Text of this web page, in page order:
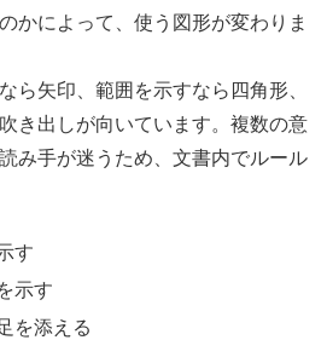
かによって、使う図形が変わりま
ら矢印、範囲を示すなら四角形、
き出しが向いています。複数の意
み手が迷うため、文書内でルール
す
示す
を添える